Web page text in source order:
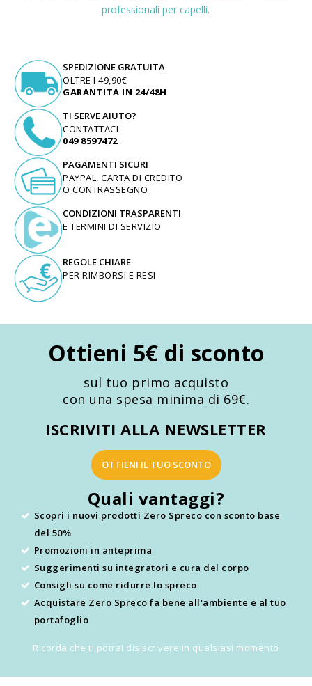
professionali per capelli.
SPEDIZIONE GRATUITA
OLTRE I 49,90€
GARANTITA IN 24/48H
TI SERVE AIUTO?
CONTATTACI
049 8597472
PAGAMENTI SICURI
PAYPAL, CARTA DI CREDITO
O CONTRASSEGNO
CONDIZIONI TRASPARENTI
E TERMINI DI SERVIZIO
REGOLE CHIARE
PER RIMBORSI E RESI
Ottieni 5€ di sconto
sul tuo primo acquisto
con una spesa minima di 69€.
ISCRIVITI ALLA NEWSLETTER
OTTIENI IL TUO SCONTO
Quali vantaggi?
Scopri i nuovi prodotti Zero Spreco con sconto base
del 50%
Promozioni in anteprima
Suggerimenti su integratori e cura del corpo
Consigli su come ridurre lo spreco
Acquistare Zero Spreco fa bene all'ambiente e al tuo
portafoglio
Ricorda che ti potrai disiscrivere in qualsiasi momento